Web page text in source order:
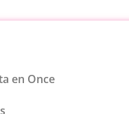
en Once